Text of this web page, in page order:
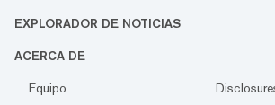
EXPLORADOR DE NOTICIAS
ACERCA DE
Equipo